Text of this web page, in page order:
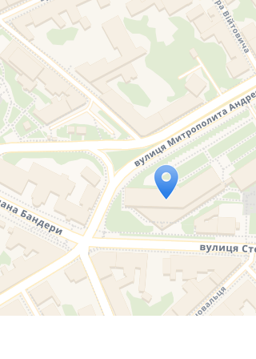
If you see this after your page is